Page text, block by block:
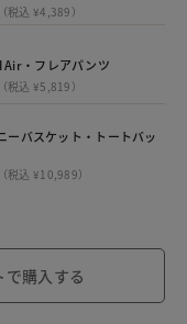
税込 ¥4,389）
Air・フレアパンツ
税込 ¥5,819）
ーバスケット・トートバッ
税込 ¥10,989）
で購入する